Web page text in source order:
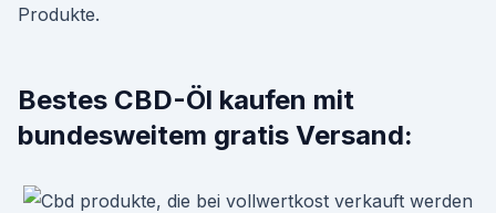
Produkte.
Bestes CBD-Öl kaufen mit
bundesweitem gratis Versand: